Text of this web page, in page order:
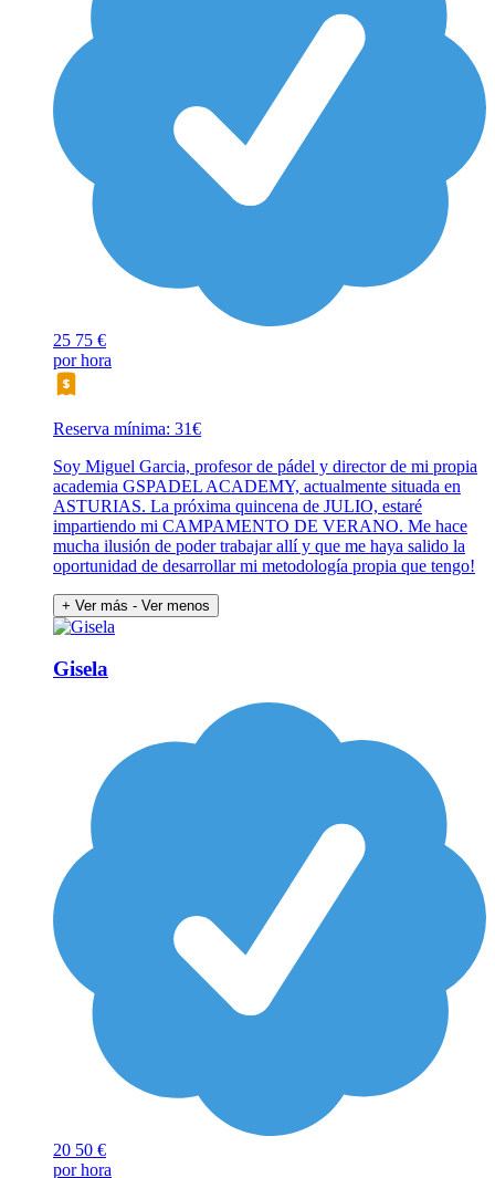
25 75 €
por hora
Reserva mínima: 31€
Soy Miguel Garcia, profesor de pádel y director de mi propia
academia GSPADEL ACADEMY, actualmente situada en
ASTURIAS. La próxima quincena de JULIO, estaré
impartiendo mi CAMPAMENTO DE VERANO. Me hace
mucha ilusión de poder trabajar allí y que me haya salido la
oportunidad de desarrollar mi metodología propia que tengo!
+ Ver más - Ver menos
Gisela
20 50 €
por hora